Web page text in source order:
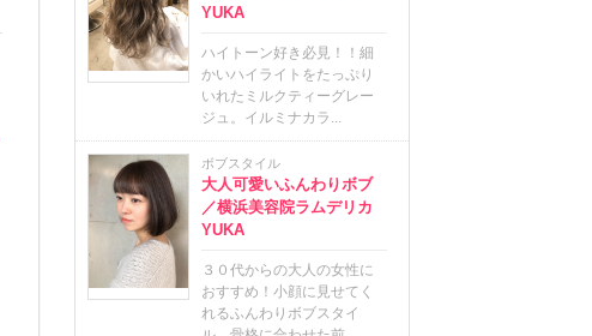
YUKA
ハイトーン好き必見！！細
かいハイライトをたっぷり
いれたミルクティーグレー
ジュ。イルミナカラ...
ボブスタイル
大人可愛いふんわりボブ
／横浜美容院ラムデリカ
YUKA
３０代からの大人の女性に
おすすめ！小顔に見せてく
れるふんわりボブスタイ